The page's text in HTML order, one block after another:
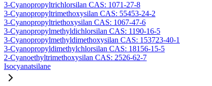
3-Cyanopropyltrichlorsilan CAS: 1071-27-8
3-Cyanopropyltrimethoxysilan CAS: 55453-24-2
3-Cyanopropyltriethoxysilan CAS: 1067-47-6
3-Cyanopropylmethyldichlorsilan CAS: 1190-16-5
3-Cyanopropylmethyldimethoxysilan CAS: 153723-40-1
3-Cyanopropyldimethylchlorsilan CAS: 18156-15-5
2-Cyanoethyltrimethoxysilan CAS: 2526-62-7
Isocyanatsilane